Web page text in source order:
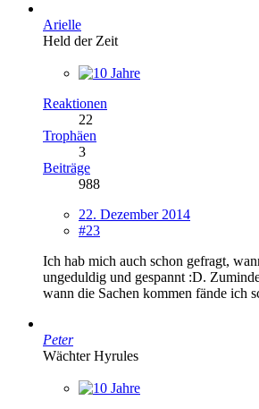
Arielle
Held der Zeit
Reaktionen
22
Trophäen
3
Beiträge
988
22. Dezember 2014
#23
Ich hab mich auch schon gefragt,
ungeduldig und gespannt :D.
wann die Sachen kommen fände ich
Peter
Wächter Hyrules